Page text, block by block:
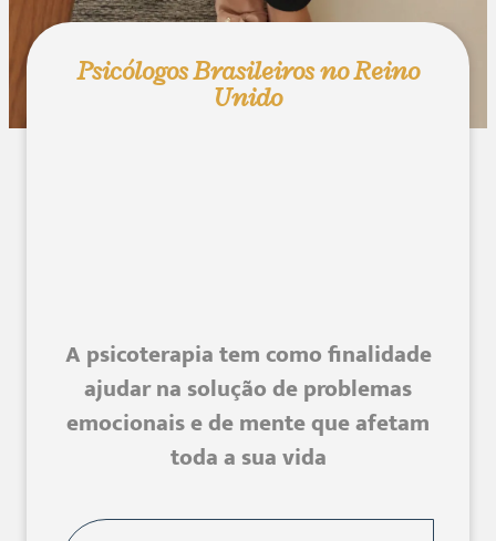
Psicólogos Brasileiros no Reino
Unido
A psicoterapia tem como finalidade
ajudar na solução de problemas
emocionais e de mente que afetam
toda a sua vida